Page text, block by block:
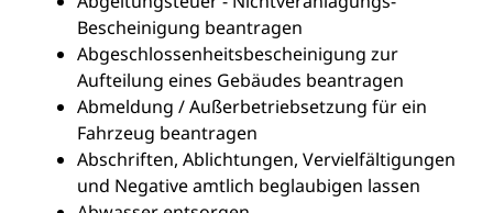
Bescheinigung beantragen
Abgeschlossenheitsbescheinigung zur
Aufteilung eines Gebäudes beantragen
Abmeldung / Außerbetriebsetzung für ein
Fahrzeug beantragen
Abschriften, Ablichtungen, Vervielfältigungen
und Negative amtlich beglaubigen lassen